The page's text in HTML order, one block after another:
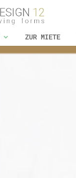
ZUR MIETE